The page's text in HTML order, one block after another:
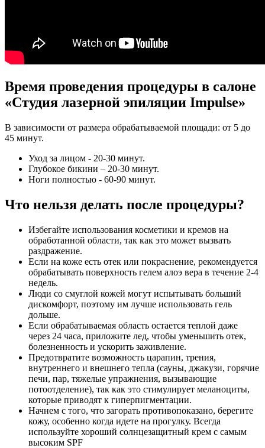
Время проведения процедуры в салоне
«Студия лазерной эпиляции Impulse»
В зависимости от размера обрабатываемой площади: от 5 до
45 минут.
Уход за лицом - 20-30 минут.
Глубокое бикини – 20-30 минут.
Ноги полностью - 60-90 минут.
Что нельзя делать после процедуры?
Избегайте использования косметики и кремов на
обработанной области, так как это может вызвать
раздражение.
Если на коже есть отек или покраснение, рекомендуется
обрабатывать поверхность гелем алоэ вера в течение 2-4
недель.
Люди со смуглой кожей могут испытывать больший
дискомфорт, поэтому им лучше использовать гель
дольше.
Если обрабатываемая область остается теплой даже
через 24 часа, приложите лед, чтобы уменьшить отек,
болезненность и ускорить заживление.
Предотвратите возможность царапин, трения,
внутреннего и внешнего тепла (сауны, джакузи, горячие
печи, пар, тяжелые упражнения, вызывающие
потоотделение), так как это стимулирует меланоциты,
которые приводят к гиперпигментации.
Начнем с того, что загорать противопоказано, берегите
кожу, особенно когда идете на прогулку. Всегда
используйте хороший солнцезащитный крем с самым
высоким SPF